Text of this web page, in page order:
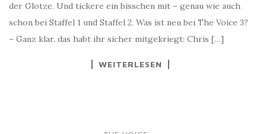
der Glotze. Und tickere ein bisschen mit – genau wie auch
schon bei Staffel 1 und Staffel 2. Was ist neu bei The Voice 3?
– Ganz klar, das habt ihr sicher mitgekriegt: Chris […]
WEITERLESEN